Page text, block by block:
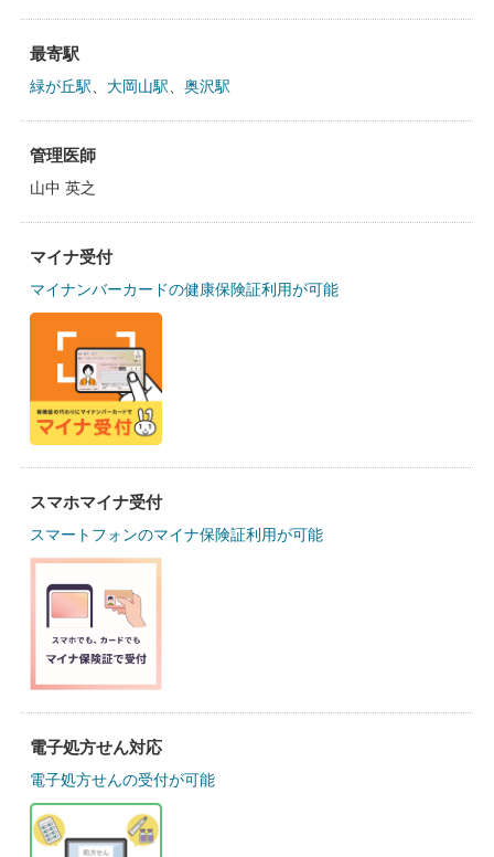
最寄駅
緑が丘駅 大岡山駅 奥沢駅
管理医師
山中 英之
マイナ受付
マイナンバーカードの健康保険証利用が可能
スマホマイナ受付
スマートフォンのマイナ保険証利用が可能
電子処方せん対応
電子処方せんの受付が可能